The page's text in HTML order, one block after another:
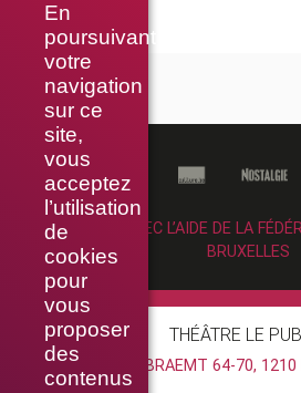
En
poursuivant
votre
navigation
sur ce
site,
vous
acceptez
l’utilisation
de
cookies
pour
vous
proposer
des
contenus
RÉALISÉ AVEC L’AIDE DE LA
BRUXELLES
THÉÂTRE LE
RUE BRAEMT 64-70, 1210